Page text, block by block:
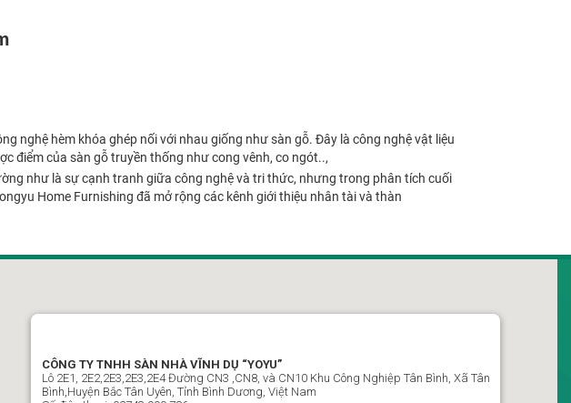
nghệ hèm khóa ghép nối với nhau giống như sàn gỗ. Đây là công nghệ vật liệu
điểm của sàn gỗ truyền thống như cong vênh, co ngót..,
như là sự cạnh tranh giữa công nghệ và tri thức, nhưng trong phân tích cuối
Home Furnishing đã mở rộng các kênh giới thiệu nhân tài và thàn
CÔNG TY TNHH SÀN NHÀ VĨNH DỤ “YOYU”
Lô 2E1, 2E2,2E3,2E3,2E4 Đường CN3 ,CN8, và CN10 Khu Công Nghiệp Tân Bình, Xã Tân
Bình,Huyện Bắc Tân Uyên, Tỉnh Bình Dương, Việt Nam